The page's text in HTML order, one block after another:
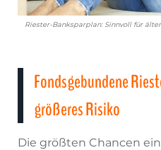
Riester-Banksparplan: Sinnvoll für
Fondsgebundene
größeres Risiko
Die größten Chancen